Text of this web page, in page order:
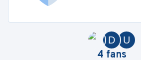
U
D
4 fans